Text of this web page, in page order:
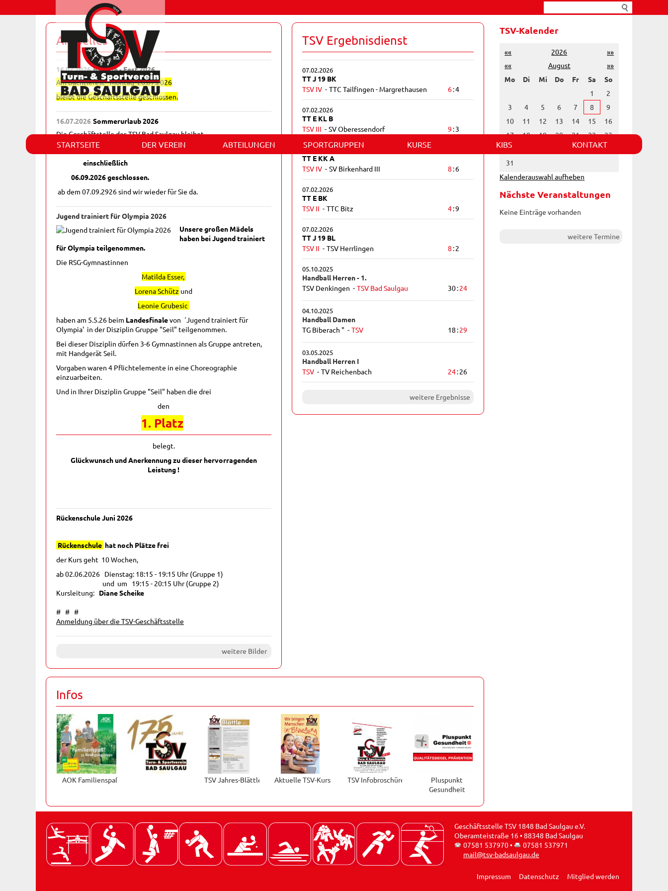
STARTSEITE DER VEREIN ABTEILUNGEN SPORTGRUPPEN KURSE KIBS KONTAKT
Aktuelles
16.07.2026 Bächtle - Fest 2026
Am Bächtlefest - Montag 20.07.2026
bleibt die Geschäftsstelle geschlossen.
16.07.2026 Sommerurlaub 2026
Die Geschäftstelle des TSV Bad Saulgau bleibet
vom 03.08.2026 bis
einschließlich
06.09.2026 geschlossen.
ab dem 07.09.2926 sind wir wieder für Sie da.
Jugend trainiert für Olympia 2026
Unsere großen Mädels
haben bei Jugend trainiert
für Olympia teilgenommen.
Die RSG-Gymnastinnen
Matilda Esser,
Lorena Schütz und
Leonie Grubesic
haben am 5.5.26 beim Landesfinalevon ´Jugend trainiert für
Olympia' in der Disziplin Gruppe "Seil" teilgenommen.
Bei dieser Disziplin dürfen 3-6 Gymnastinnen als Gruppe antreten,
mit Handgerät Seil.
Vorgaben waren 4 Pflichtelemente in eine Choreographie
einzuarbeiten.
Und in Ihrer Disziplin Gruppe "Seil" haben die drei
den
1. Platz
belegt.
Glückwunsch und Anerkennung zu dieser hervorragenden
Leistung !
Rückenschule Juni 2026
Rückenschule hat noch Plätze frei
der Kurs geht 10 Wochen,
ab 02.06.2026 Dienstag: 18:15 - 19:15 Uhr (Gruppe 1)
und um 19:15 - 20:15 Uhr (Gruppe 2)
Kursleitung: Diane Scheike
# # #
Anmeldung über die TSV-Geschäftsstelle
weitere Bilder
TSV Ergebnisdienst
07.02.2026
TT J 19 BK
TSV IV
TTC Tailfingen - Margrethausen 6 4
07.02.2026
TT E KL B
TSV III
SV Oberessendorf 9 3
07.02.2026
TT E KK A
TSV IV
SV Birkenhard III 8 6
07.02.2026
TT E BK
TSV II
TTC Bitz 4 9
07.02.2026
TT J 19 BL
TSV II
TSV Herrlingen 8 2
05.10.2025
Handball Herren - 1.
TSV Denkingen
TSV Bad Saulgau 30 24
04.10.2025
Handball Damen
TG Biberach "
TSV 18 29
03.05.2025
Handball Herren I
TSV
TV Reichenbach 24 26
weitere Ergebnisse
Infos
AOK Familienspaß TSV Jahres-Blättle Aktuelle TSV-Kurse TSV Infobroschüre
Pluspunkt
Gesundheit
TSV-Kalender
«« 2026
»»
««
August
»»
Mo
Di Mi Do Fr Sa
So
1
2
3
4 5 6 7 8
9
10
11 12 13 14 15
16
17
18 19 20 21 22
23
24
28 29
30
31
Kalenderauswahl aufheben
Nächste Veranstaltungen
Keine Einträge vorhanden
weitere Termine
Geschäftsstelle TSV 1848 Bad Saulgau e.V.
Oberamteistraße 16 • 88348 Bad Saulgau
07581 537970•
07581 537971
mail@tsv-badsaulgau.de
Mitglied werden
Datenschutz
Impressum